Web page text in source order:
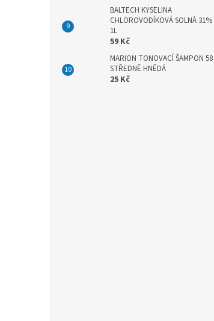
BALTECH KYSELINA
CHLOROVODÍKOVÁ SOLNÁ 31%
1L
59 Kč
MARION TONOVACÍ ŠAMPON 58
STŘEDNĚ HNĚDÁ
25 Kč